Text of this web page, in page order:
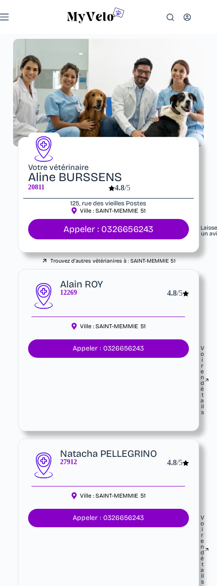
Votre vétérinaire
Aline BURSSENS
20811 4.8/5
125, rue des vieilles Postes
Ville :SAINT-MEMMIE 51
Appeler : 0326656243
un
Trouvez d'autres vétérianires à :SAINT-MEMMIE 51
Alain ROY
12269 4.8/5
Ville :SAINT-MEMMIE 51
Appeler : 0326656243
V
o
i
r
e
n
d
é
t
a
il
s
Natacha PELLEGRINO
27912 4.8/5
Ville :SAINT-MEMMIE 51
Appeler : 0326656243
V
o
i
r
e
n
d
é
t
a
il
s